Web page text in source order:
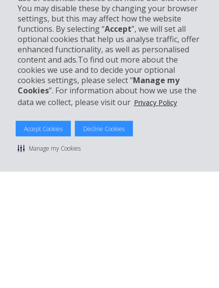
You may disable these by changing your browser
settings, but this may affect how the website
functions. By selecting “Accept”, we will set all
optional cookies that help us analyse traffic, offer
enhanced functionality, as well as personalised
content and ads.To find out more about the
cookies we use and to decide your optional
cookies settings, please select “Manage my
Cookies”. For information about how we use the
data we collect, please visit our Privacy Policy
Accept Cookies Decline Cookies
Manage my Cookies
Entreprise
Support client
Réserver avec Hertz
© 2026 The Hertz System, Inc.
Politique de confidentialité | Conditions d'utilisation du site
Conditions de location
Gérer mes cookies